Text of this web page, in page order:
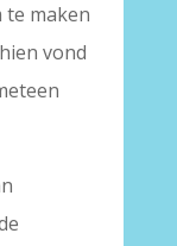
te maken
vond